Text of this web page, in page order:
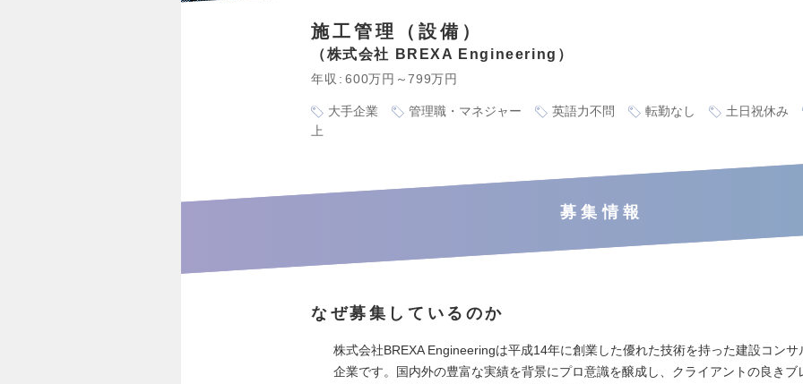
施工管理（設備）
株式会社 BREXA Engineering
年収 600万円～799万円
大手企業 管理職・マネジャー 英語力不問 転勤なし
土日祝休み
上
募集情報
なぜ募集しているのか
株式会社BREXA Engineeringは平成14年に創業した優れた技術を持った建設コンサ
企業です。国内外の豊富な実績を背景にプロ意識を醸成し、クライアントの良きブ